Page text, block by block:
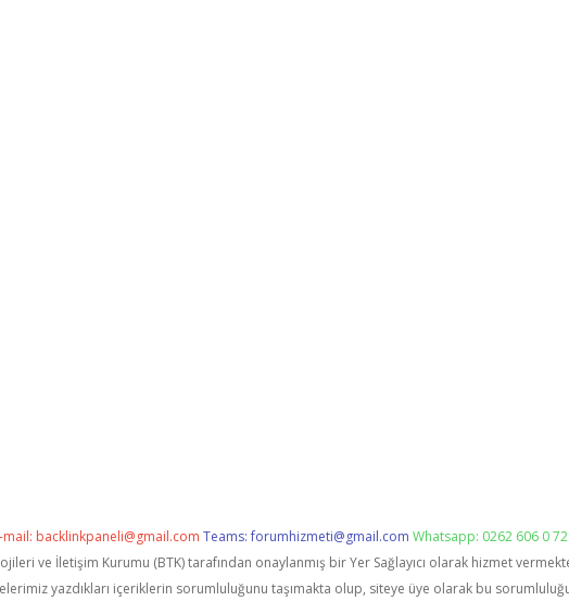
mail: backlinkpaneli@gmail.com Teams:forumhizmeti@gmail.com Whatsapp: 0262 606 0
ve İletişim Kurumu (BTK) tarafından onaylanmış bir Yer Sağlayıcı olarak hizmet
yazdıkları içeriklerin sorumluluğunu taşımakta olup, siteye üye olarak bu